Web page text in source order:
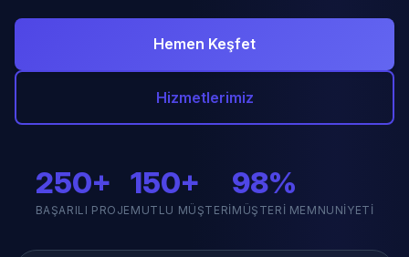
Hemen Keşfet
Hizmetlerimiz
250+
BAŞARILI PROJE
150+
MUTLU MÜŞTERI
98%
MÜŞTERI MEMNUNIYETI